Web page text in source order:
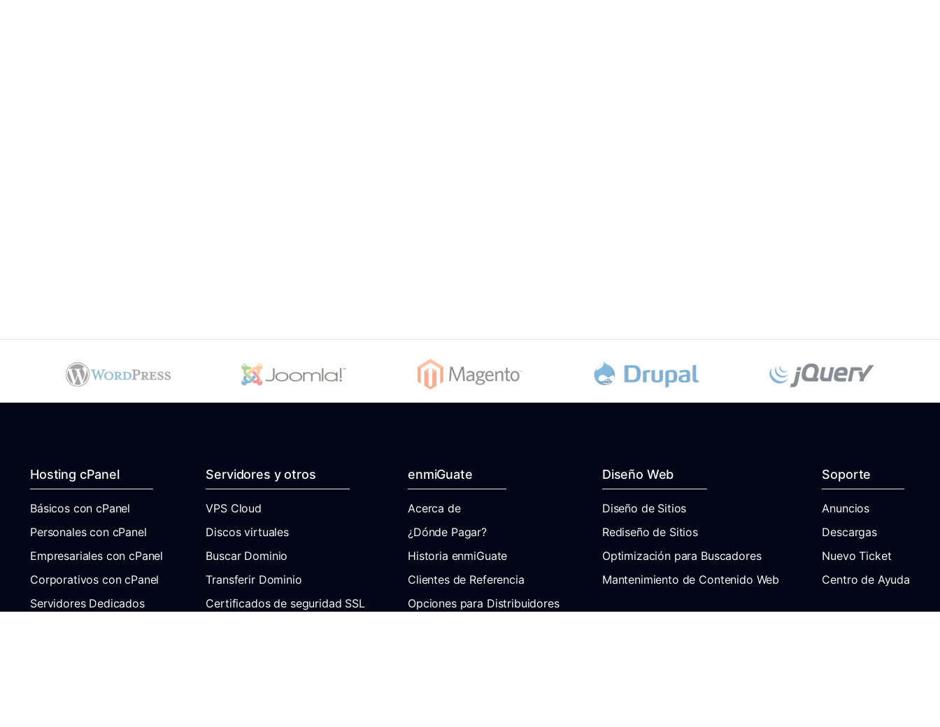
Hosting cPanel
Básicos con cPanel
Personales con cPanel
Empresariales con cPanel
Corporativos con cPanel
Servidores Dedicados
Servidores y otros
VPS Cloud
Discos virtuales
Buscar Dominio
Transferir Dominio
Certificados de seguridad SSL
enmiGuate
Acerca de
¿Dónde Pagar?
Historia enmiGuate
Clientes de Referencia
Opciones para Distribuidores
Diseño Web
Diseño de Sitios
Rediseño de Sitios
Optimización para Buscadores
Mantenimiento de Contenido Web
Soporte
Anuncios
Descargas
Nuevo Ticket
Centro de Ayuda